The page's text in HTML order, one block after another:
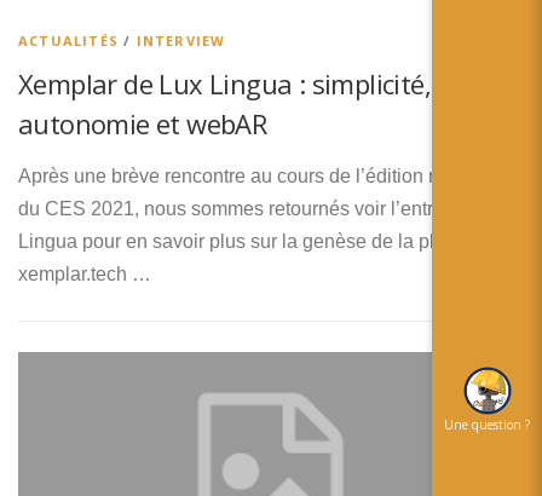
ACTUALITÉS / INTERVIEW
Xemplar de Lux Lingua : simplicité,
autonomie et webAR
Après une brève rencontre au cours de l’édition numérique
du CES 2021, nous sommes retournés voir l’entreprise Lux
Lingua pour en savoir plus sur la genèse de la plateforme
xemplar.tech …
Une question ?